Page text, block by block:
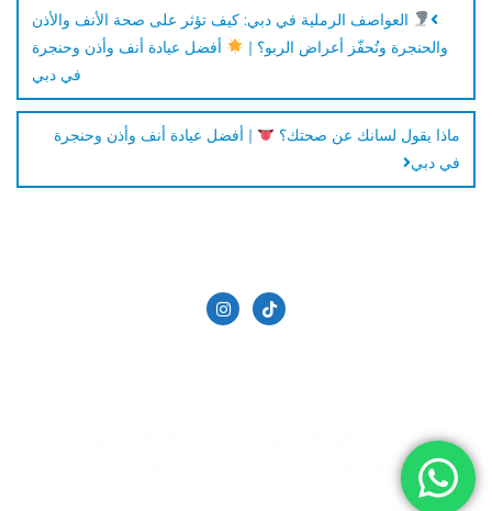
العواصف الرملية في دبي: كيف تؤثر على صحة الأنف والأذن
والحنجرة وتُحفّز أعراض الربو؟ |
أفضل عيادة أنف وأذن وحنجرة
في دبي
ماذا يقول لسانك عن صحتك؟
| أفضل عيادة أنف وأذن وحنجرة
في دبي
Copyright ©2026 entclinic.ae . All rights reserved.
Designed by